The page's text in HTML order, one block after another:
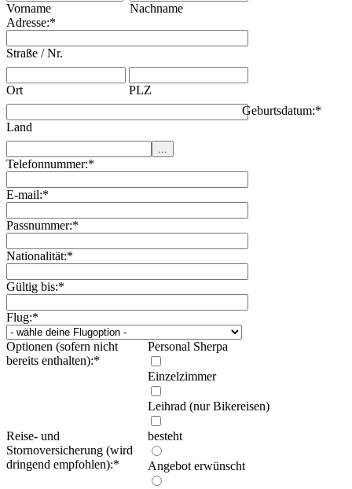
Vorname
Nachname
Adresse:*
Straße / Nr.
Ort PLZ
Land
Geburtsdatum:*
Telefonnummer:*
E-mail:*
Passnummer:*
Nationalität:*
Gültig bis:*
Flug:*
Optionen (sofern nicht
bereits enthalten):*
Personal Sherpa
Einzelzimmer
Leihrad (nur Bikereisen)
Reise- und
Stornoversicherung (wird
dringend empfohlen):*
besteht
Angebot erwünscht